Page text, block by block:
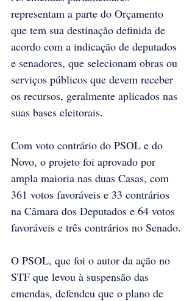
representam a parte do Orçamento
que tem sua destinação definida de
acordo com a indicação de deputados
e senadores, que selecionam obras ou
serviços públicos que devem receber
os recursos, geralmente aplicados nas
suas bases eleitorais.
Com voto contrário do PSOL e do
Novo, o projeto foi aprovado por
ampla maioria nas duas Casas, com
361 votos favoráveis e 33 contrários
na Câmara dos Deputados e 64 votos
favoráveis e três contrários no Senado.
O PSOL, que foi o autor da ação no
STF que levou à suspensão das
emendas, defendeu que o plano de